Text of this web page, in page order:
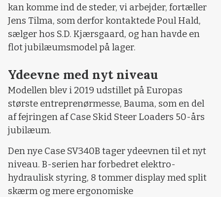
kan komme ind de steder, vi arbejder, fortæller
Jens Tilma, som derfor kontaktede Poul Hald,
sælger hos S.D. Kjærsgaard, og han havde en
flot jubilæumsmodel på lager.
Ydeevne med nyt niveau
Modellen blev i 2019 udstillet på Europas
største entreprenørmesse, Bauma, som en del
af fejringen af Case Skid Steer Loaders 50-års
jubilæum.
Den nye Case SV340B tager ydeevnen til et nyt
niveau. B-serien har forbedret elektro-
hydraulisk styring, 8 tommer display med split
skærm og mere ergonomiske